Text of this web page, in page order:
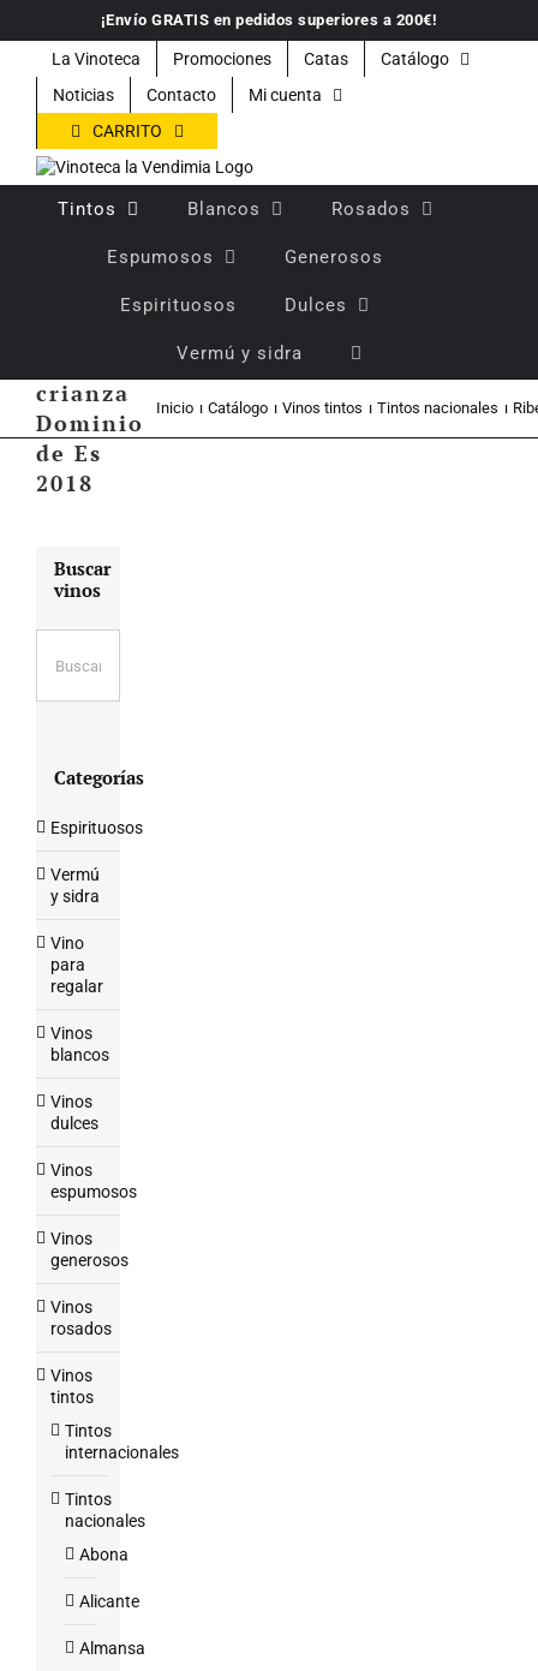
contenido
¡Envío GRATIS en pedidos superiores a 200€!
La Vinoteca Promociones Catas
Catálogo
Noticias
Contacto
Mi cuenta
CARRITO
Tintos Blancos Rosados
Espumosos Generosos
Espirituosos Dulces
Vermú y sidra
crianza
Dominio
de Es
2018
Inicio Catálogo Vinos tintos Tintos nacionales
Buscar
vinos
Categorías
Espirituosos
Vermú
y sidra
Vino
para
regalar
Vinos
blancos
Vinos
dulces
Vinos
espumosos
Vinos
generosos
Vinos
rosados
Vinos
tintos
Tintos
internacionales
Tintos
nacionales
Abona
Alicante
Almansa